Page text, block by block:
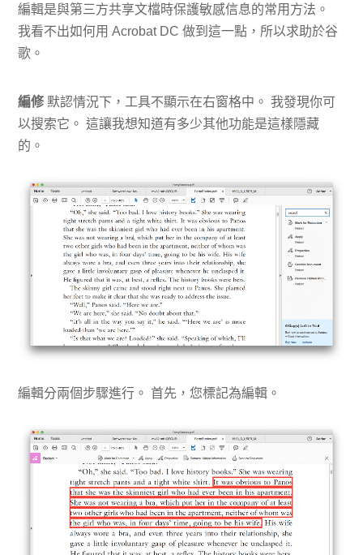
編輯是與第三方共享文檔時保護敏感信息的常用方法。
我看不出如何用 Acrobat DC 做到這一點，所以求助於谷
歌。
編修默認情況下，工具不顯示在右窗格中。 我發現你可
以搜索它。 這讓我想知道有多少其他功能是這樣隱藏
的。
編輯分兩個步驟進行。 首先，您標記為編輯。